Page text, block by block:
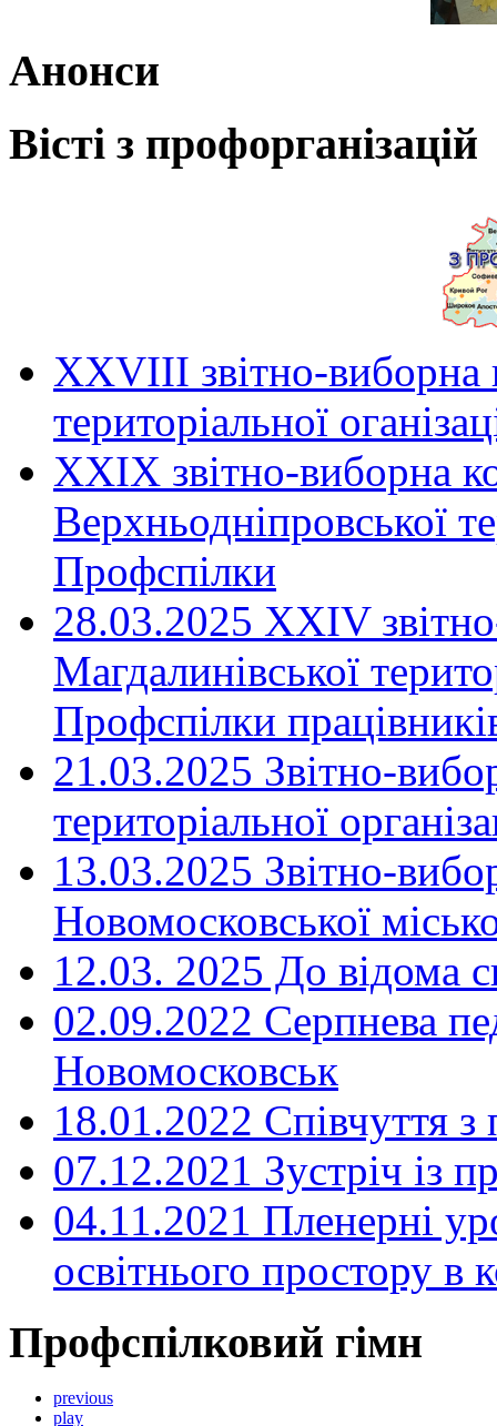
Анонси
Вісті з профорганізацій
ХХVIII звітно-виборна
територіальної
XXIX звітно-виборна
Верхньодніпровської
Профспілки
28.03.2025 ХХІV
Магдалинівської
Профспілки
21.03.2025 Звітно-
територіальної
13.03.2025 Звітно-
Новомосковської
12.03. 2025 До відома
02.09.2022 Серпнева
Новомосковськ
18.01.2022 Співчуття з
07.12.2021 Зустріч із
04.11.2021 Пленерні
освітнього простору
Профспілковий гімн
previous
play